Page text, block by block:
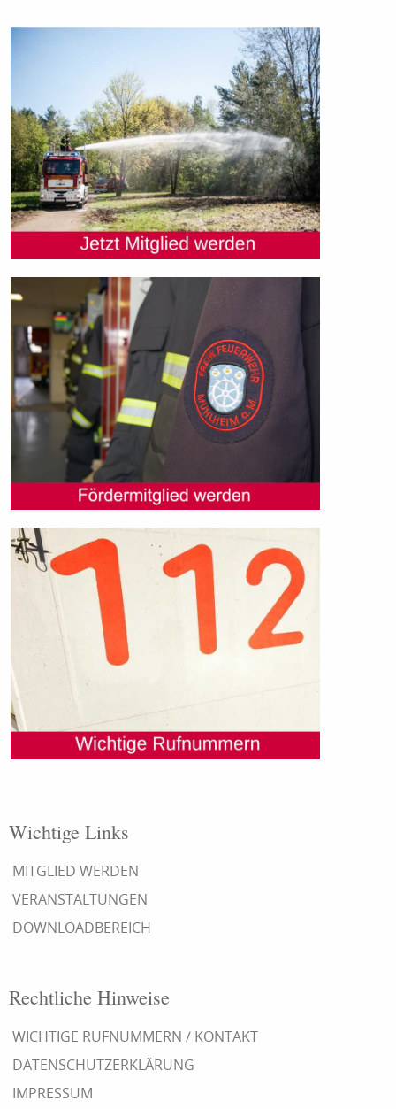
Wichtige Links
MITGLIED WERDEN
VERANSTALTUNGEN
DOWNLOADBEREICH
Rechtliche Hinweise
WICHTIGE RUFNUMMERN / KONTAKT
DATENSCHUTZERKLÄRUNG
IMPRESSUM